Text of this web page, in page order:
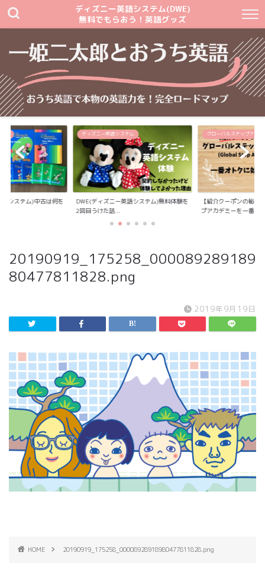
ディズニー英語システム(DWE)
無料でもらおう！英語グッズ
システム)中古は何を
ディズニー英語システム
DWE(ディズニー英語システム)無料体験を
2回目うけた話...
グローバルステップアカデ
【紹介クーポンの秘密
プアカデミーを一番...
20190919_175258_000089289189
80477811828.png
2019年9月19日
HOME 20190919_175258_00008928918980477811828.png